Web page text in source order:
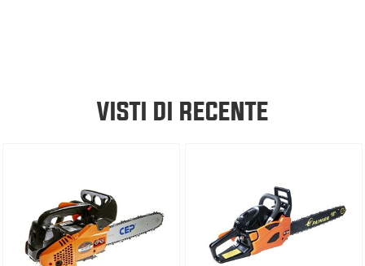
VISTI DI RECENTE